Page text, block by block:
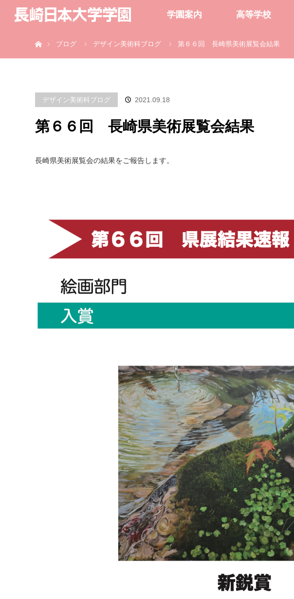
学園案内 高等学校
ブログ
デザイン美術科ブログ 第６６回 長崎県美術展覧会結果
デザイン美術科ブログ 2021.09.18
第６６回 長崎県美術展覧会結果
長崎県美術展覧会の結果をご報告します。